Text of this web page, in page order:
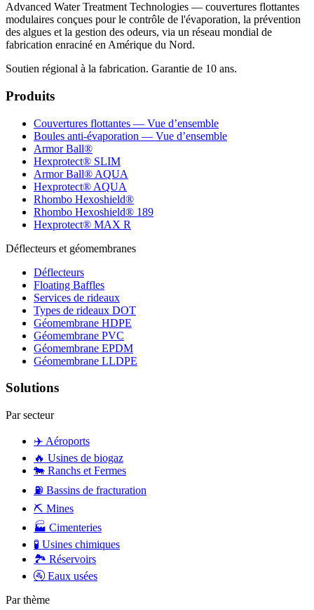
Advanced Water Treatment Technologies — couvertures flottantes
modulaires conçues pour le contrôle de l'évaporation, la prévention
des algues et la gestion des odeurs, via un réseau mondial de
fabrication enraciné en Amérique du Nord.
Soutien régional à la fabrication. Garantie de 10 ans.
Produits
Couvertures flottantes — Vue d’ensemble
Boules anti-évaporation — Vue d’ensemble
Armor Ball®
Hexprotect® SLIM
Armor Ball® AQUA
Hexprotect® AQUA
Rhombo Hexoshield®
Rhombo Hexoshield® 189
Hexprotect® MAX R
Déflecteurs et géomembranes
Déflecteurs
Floating Baffles
Services de rideaux
Types de rideaux DOT
Géomembrane HDPE
Géomembrane PVC
Géomembrane EPDM
Géomembrane LLDPE
Solutions
Par secteur
✈️ Aéroports
🔥 Usines de biogaz
🐄 Ranchs et Fermes
⛽ Bassins de fracturation
⛏️ Mines
🏭 Cimenteries
🧪 Usines chimiques
🏞️ Réservoirs
🚰 Eaux usées
Par thème